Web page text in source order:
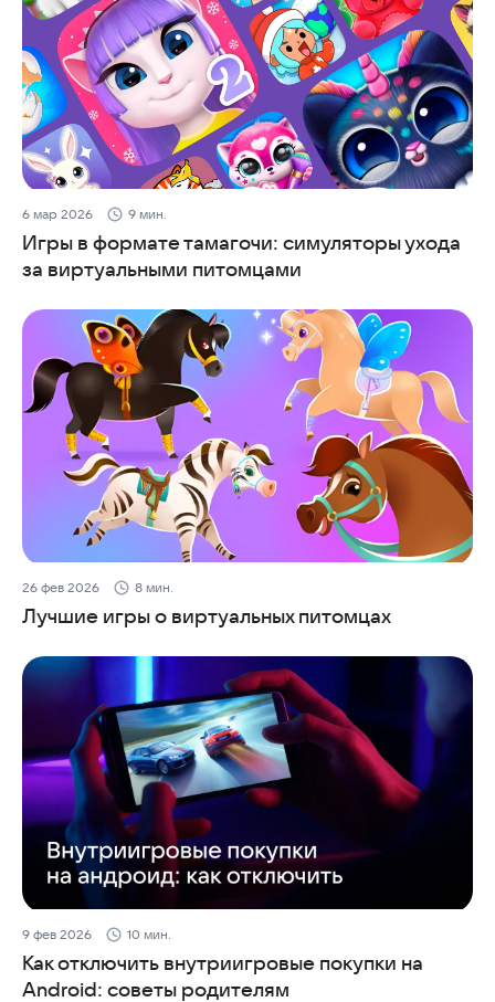
6 мар 2026 9 мин.
Игры в формате тамагочи: симуляторы ухода
за виртуальными питомцами
26 фев 2026 8 мин.
Лучшие игры о виртуальных питомцах
9 фев 2026 10 мин.
Как отключить внутриигровые покупки на
Android: советы родителям